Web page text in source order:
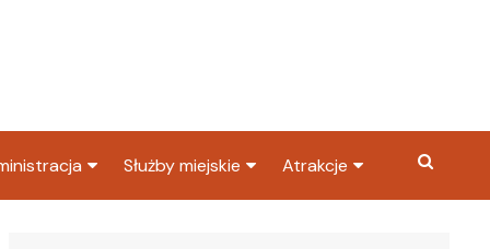
Służby miejskie Atrakcje